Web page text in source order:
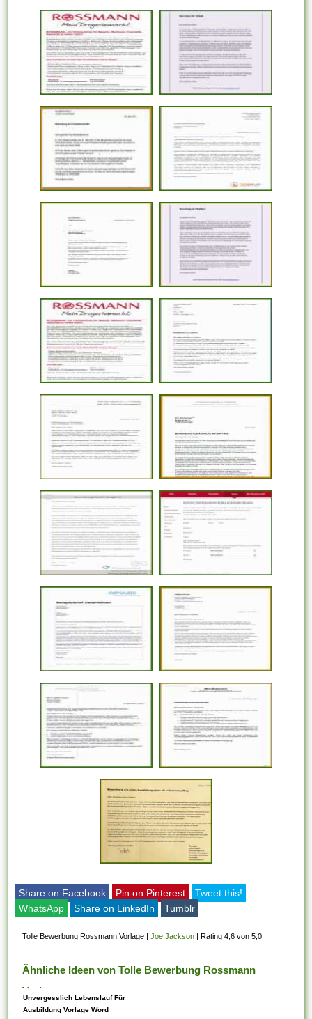
Share on Facebook Pin on Pinterest
Tweet this!
WhatsApp
Share on LinkedIn Tumblr
Tolle Bewerbung Rossmann Vorlage |Joe Jackson |Rating 4,6 von 5,0
Ähnliche Ideen von Tolle Bewerbung Rossmann
Vorlage
Unvergesslich Lebenslauf Für
Ausbildung Vorlage Word